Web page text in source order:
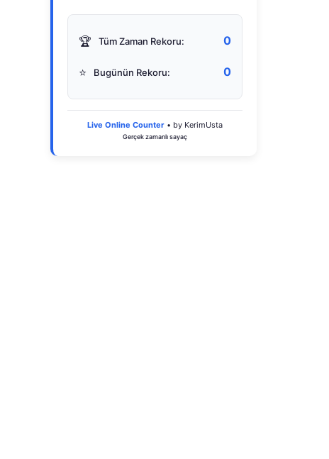
🏆 Tüm Zaman Rekoru: 0
⭐ Bugünün Rekoru: 0
Live Online Counter • by KerimUsta
Gerçek zamanlı sayaç